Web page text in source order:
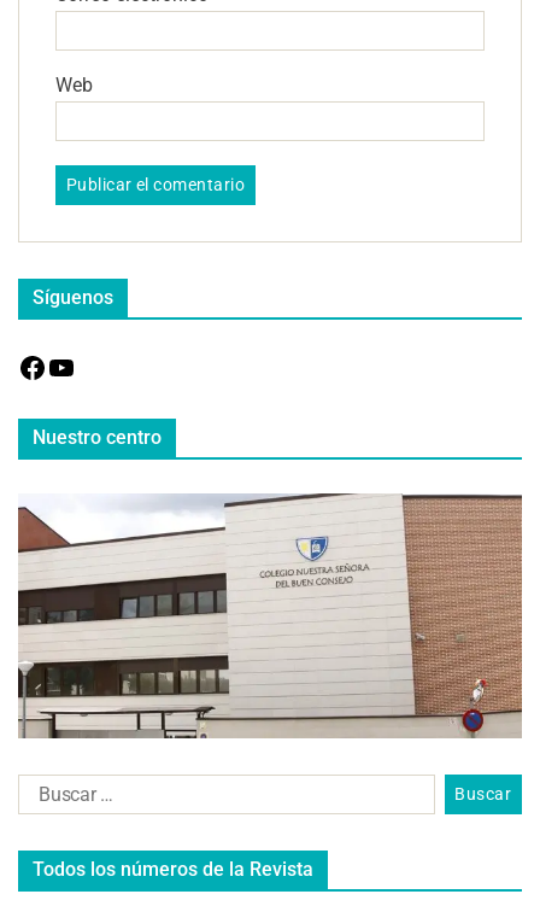
Web
Síguenos
Nuestro centro
Todos los números de la Revista